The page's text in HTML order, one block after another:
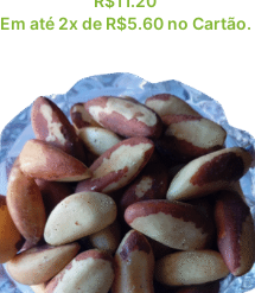
Em até 2x de R$5.60 no Cartão.